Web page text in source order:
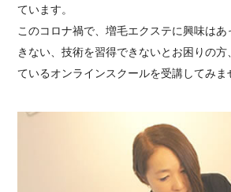
ています。
このコロナ禍で、増毛エクステに興味は
きない、技術を習得できないとお困りの方
ているオンラインスクールを受講してみま